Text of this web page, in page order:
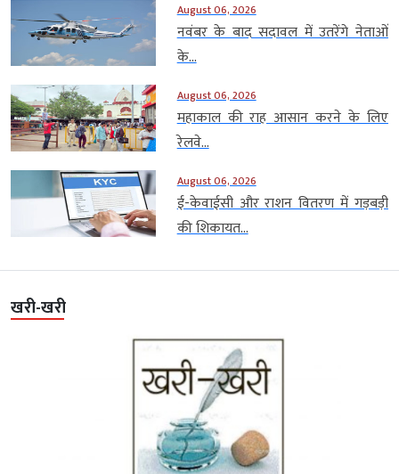
August 06, 2026
नवंबर के बाद सदावल में उतरेंगे नेताओं
के...
August 06, 2026
महाकाल की राह आसान करने के लिए
रेलवे...
August 06, 2026
ई-केवाईसी और राशन वितरण में गड़बड़ी
की शिकायत...
खरी-खरी